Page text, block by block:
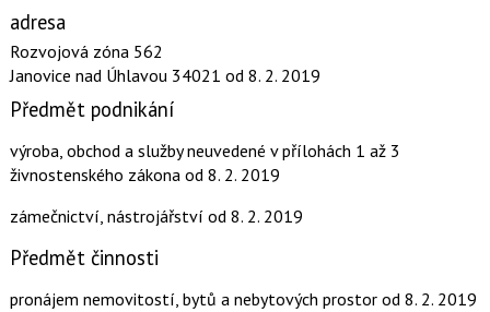
adresa
Rozvojová zóna 562
Janovice nad Úhlavou 34021 od 8. 2. 2019
Předmět podnikání
výroba, obchod a služby neuvedené v přílohách 1 až 3
živnostenského zákona od 8. 2. 2019
zámečnictví, nástrojářství od 8. 2. 2019
Předmět činnosti
pronájem nemovitostí, bytů a nebytových prostor od 8. 2. 2019